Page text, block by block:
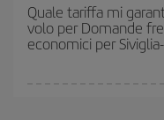
prezzi che potrai trovare. I
rimasti sul volo e dal fatto
(Economy) siano
Quale tariffa mi
volo per Domande
economici per